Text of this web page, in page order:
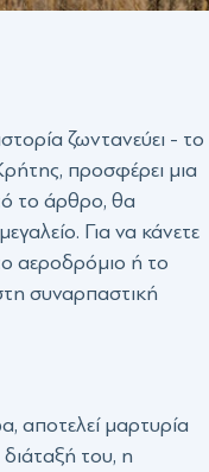
ζωντανεύει - το
προσφέρει μια
το άρθρο, θα
Για να κάνετε
αεροδρόμιο ή το
συναρπαστική
αποτελεί μαρτυρία
του, η